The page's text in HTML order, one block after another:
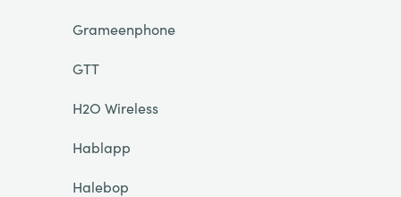
Grameenphone
GTT
H2O Wireless
Hablapp
Halebop